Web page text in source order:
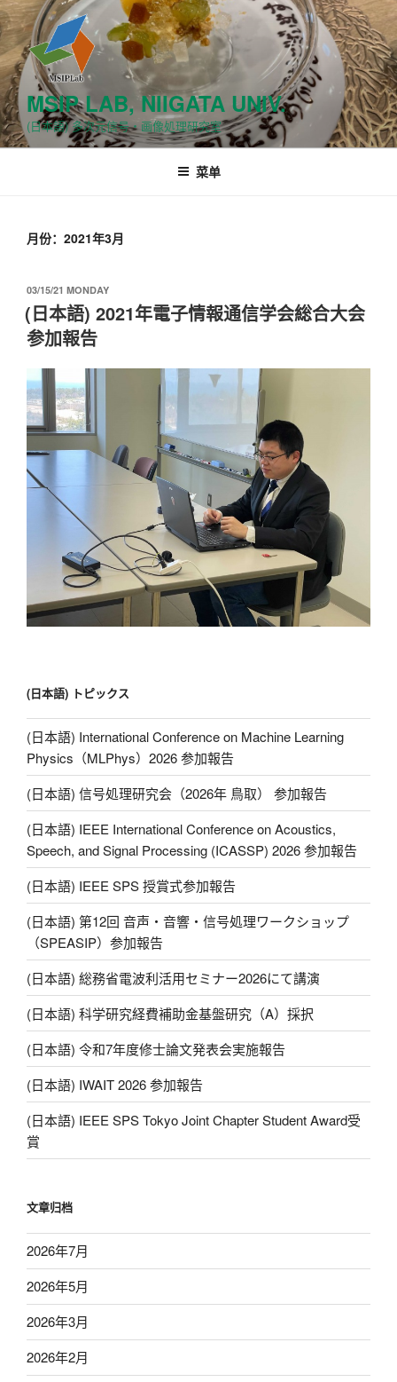
跳
至
内
容
MSIP LAB, NIIGATA UNIV.
(日本語) 多次元信号・画像処理研究室
菜单
月份：2021年3月
发
布
于
03/15/21 MONDAY
(日本語) 2021年電子情報通信学会総合大会
参加報告
(日本語) トピックス
(日本語) International Conference on Machine Learning
Physics（MLPhys）2026 参加報告
(日本語) 信号処理研究会（2026年 鳥取） 参加報告
(日本語) IEEE International Conference on Acoustics,
Speech, and Signal Processing (ICASSP) 2026 参加報告
(日本語) IEEE SPS 授賞式参加報告
(日本語) 第12回 音声・音響・信号処理ワークショップ
（SPEASIP）参加報告
(日本語) 総務省電波利活用セミナー2026にて講演
(日本語) 科学研究経費補助金基盤研究（A）採択
(日本語) 令和7年度修士論文発表会実施報告
(日本語) IWAIT 2026 参加報告
(日本語) IEEE SPS Tokyo Joint Chapter Student Award受
賞
文章归档
2026年7月
2026年5月
2026年3月
2026年2月